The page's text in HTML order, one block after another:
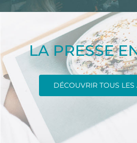
LA PRESSE
DÉCOUVRIR TOUS LES